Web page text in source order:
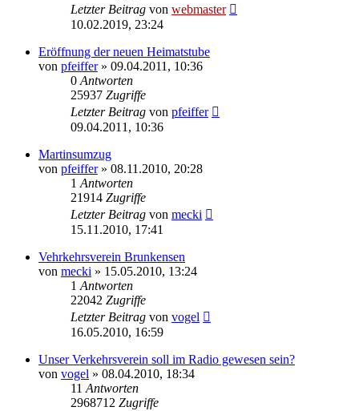
Letzter Beitrag von webmaster
10.02.2019, 23:24
Eröffnung der neuen Heimatstube
von pfeiffer» 09.04.2011, 10:36
0 Antworten
25937 Zugriffe
Letzter Beitrag von pfeiffer
09.04.2011, 10:36
Martinsumzug
von pfeiffer» 08.11.2010, 20:28
1 Antworten
21914 Zugriffe
Letzter Beitrag von mecki
15.11.2010, 17:41
Vehrkehrsverein Brunkensen
von mecki » 15.05.2010, 13:24
1 Antworten
22042 Zugriffe
Letzter Beitrag von vogel
16.05.2010, 16:59
Unser Verkehrsverein soll im Radio gewesen sein?
von vogel » 08.04.2010, 18:34
11 Antworten
2968712 Zugriffe